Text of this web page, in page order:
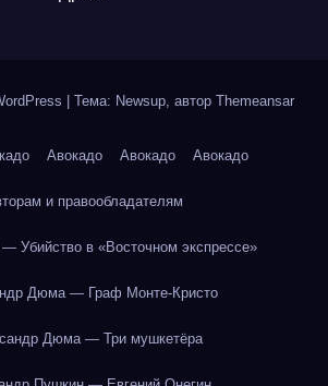
Тема: Newsup, автор Themeansar
Авокадо Авокадо Авокадо
и правообладателям
— Убийство в «Восточном экспрессе»
Дюма — Граф Монте-Кристо
Дюма — Три мушкетёра